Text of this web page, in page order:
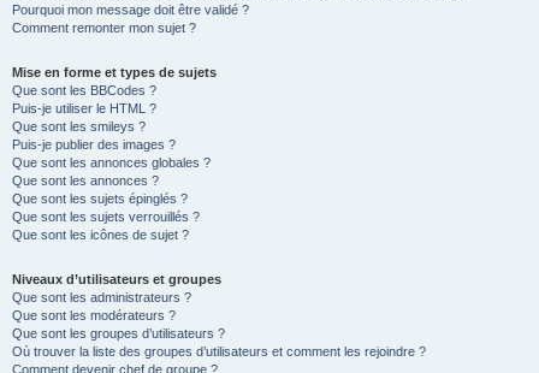
Pourquoi mon message doit être validé ?
Comment remonter mon sujet ?
Mise en forme et types de sujets
Que sont les BBCodes ?
Puis-je utiliser le HTML ?
Que sont les smileys ?
Puis-je publier des images ?
Que sont les annonces globales ?
Que sont les annonces ?
Que sont les sujets épinglés ?
Que sont les sujets verrouillés ?
Que sont les icônes de sujet ?
Niveaux d’utilisateurs et groupes
Que sont les administrateurs ?
Que sont les modérateurs ?
Que sont les groupes d’utilisateurs ?
Où trouver la liste des groupes d’utilisateurs et comment les rejoindre ?
Comment devenir chef de groupe ?